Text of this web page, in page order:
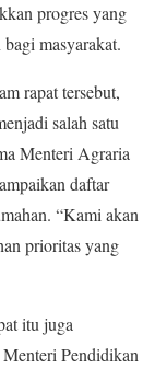
progres yang
masyarakat.
rapat tersebut,
salah satu
Menteri Agraria
daftar
“Kami akan
prioritas yang
itu juga
Menteri Pendidikan